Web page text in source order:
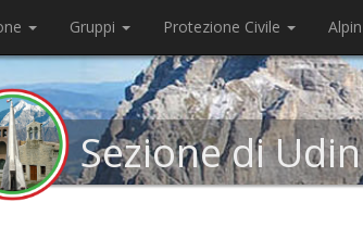
Gruppi Protezione Civile
Sezione di